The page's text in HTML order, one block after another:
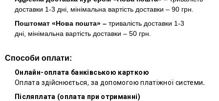
доставки 1-3 дні, мінімальна вартість доставки – 90 грн.
Поштомат «Нова пошта» – тривалість доставки 1-3
дні, мінімальна вартість доставки – 50 грн.
Способи оплати:
Онлайн-оплата банківською карткою
Оплата здійснюється, за допомогою платіжної системи.
Післяплата (оплата при отриманні)